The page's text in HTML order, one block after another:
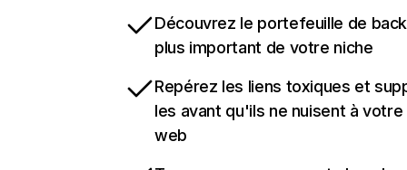
Découvrez le portefeuille de
plus important de votre niche
Repérez les liens toxiques et
les avant qu'ils ne nuisent à
web